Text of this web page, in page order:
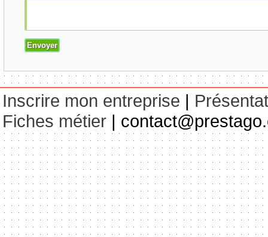
Inscrire mon entreprise |
Fiches métier |